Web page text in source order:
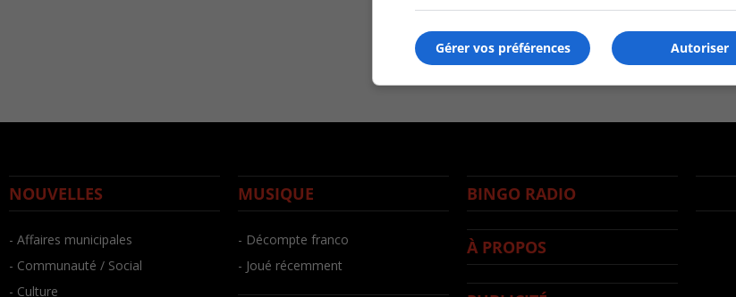
NOUVELLES
- Affaires municipales
- Communauté / Social
- Culture
MUSIQUE
- Décompte franco
- Joué récemment
BINGO RADIO
À PROPOS
Autoriser
Gérer vos préférences